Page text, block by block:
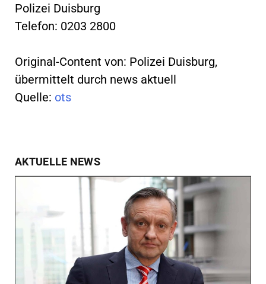
Polizei Duisburg
Telefon: 0203 2800
Original-Content von: Polizei Duisburg,
übermittelt durch news aktuell
Quelle: ots
AKTUELLE NEWS